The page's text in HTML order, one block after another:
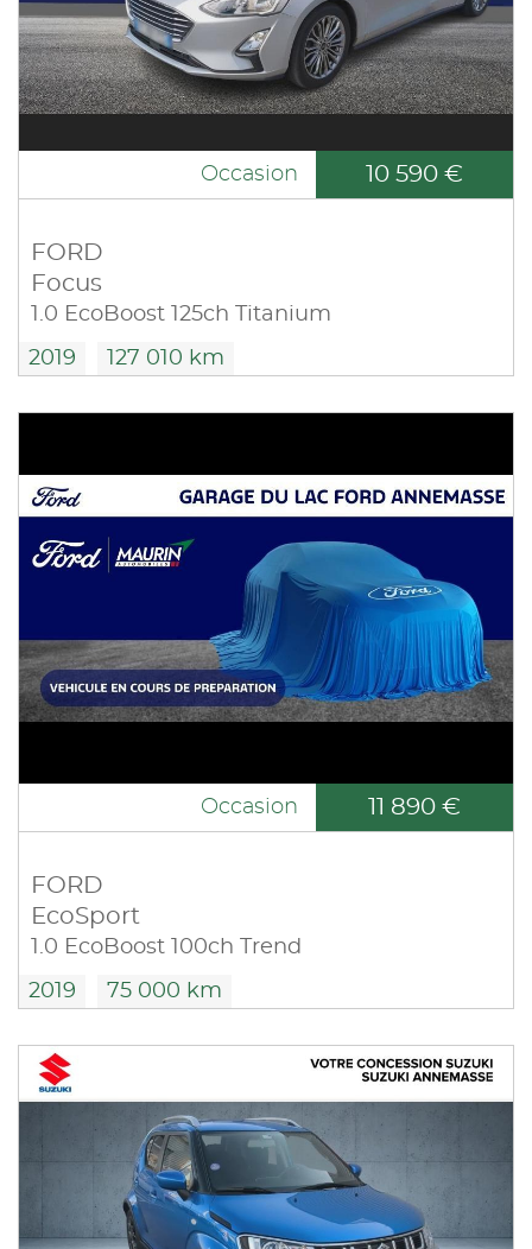
Occasion 10 590 €
FORD
Focus
1.0 EcoBoost 125ch Titanium
2019 127 010 km
Occasion 11 890 €
FORD
EcoSport
1.0 EcoBoost 100ch Trend
2019 75 000 km